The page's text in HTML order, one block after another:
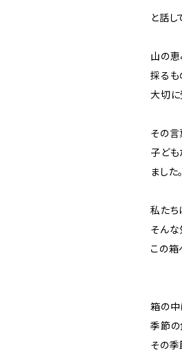
と話し
山の恵
採るも
大切に
その言
子ども
ました。
私たち
そんな
この箱
箱の中
季節の
その季